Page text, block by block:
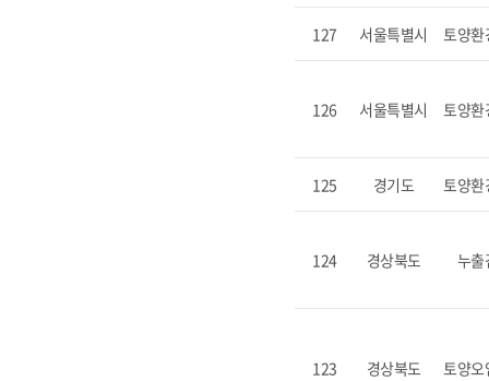
127 서울특별시 토양환
126 서울특별시 토양환
125 경기도 토양환
124 경상북도 누출
123 경상북도 토양오